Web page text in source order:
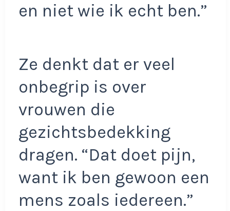
en niet wie ik echt ben.”
Ze denkt dat er veel
onbegrip is over
vrouwen die
gezichtsbedekking
dragen. “Dat doet pijn,
want ik ben gewoon een
mens zoals iedereen.”